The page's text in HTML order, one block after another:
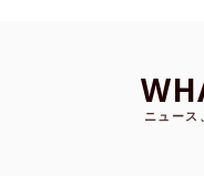
ニュース